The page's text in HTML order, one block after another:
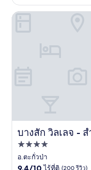
รีวิว)
บางสัก วิลเลจ -
บางสัก วิลเลจ - สำห
ที่พัก
4.0
อ.ตะกั่วป่า
9.4
9.4/10 ไร้ที่ติ (200 รีวิว)
บางสัก วิลเลจ - สำหรับ